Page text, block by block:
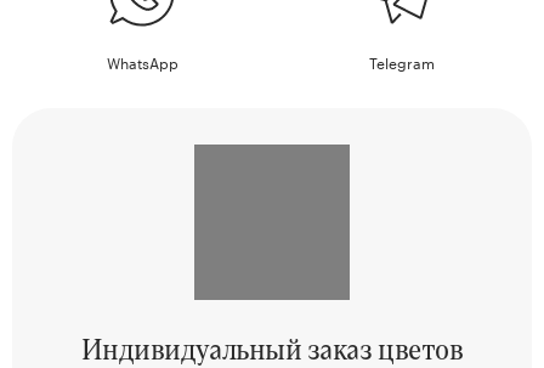
WhatsApp Telegram
Индивидуальныйзаказ цветов